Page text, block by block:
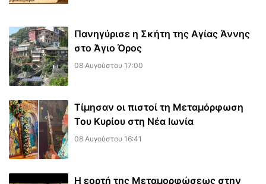
Πανηγύρισε η Σκήτη της Αγίας Άννης
στο Άγιο Όρος
08 Αυγούστου 17:00
Τίμησαν οι πιστοί τη Μεταμόρφωση
Του Κυρίου στη Νέα Ιωνία
08 Αυγούστου 16:41
Η εορτή της Μεταμορφώσεως στην